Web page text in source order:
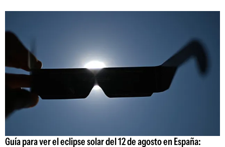
Guía para ver el eclipse solar del 12 de agosto en España: